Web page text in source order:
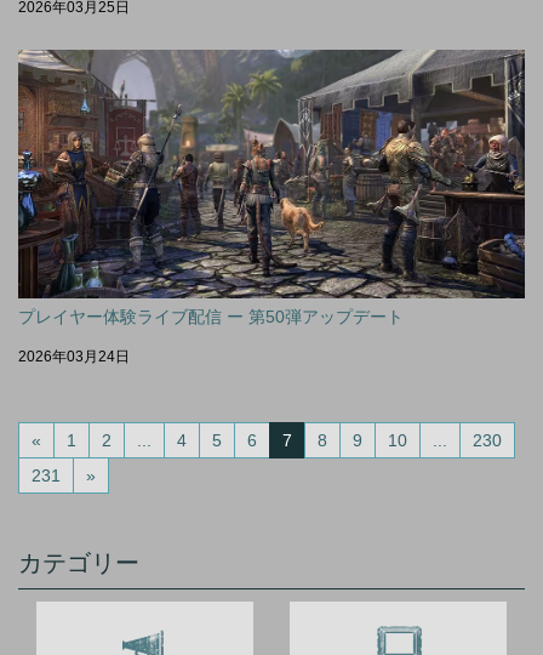
2026年03月25日
プレイヤー体験ライブ配信 ー 第50弾アップデート
2026年03月24日
« 1 2 ... 4 5 6 7 8 9 10 ...
230
231
»
カテゴリー